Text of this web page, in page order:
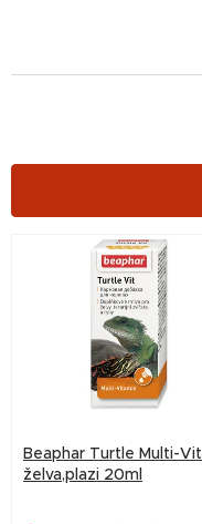
Beaphar Turtle Multi-Vit
želva,plazi 20ml